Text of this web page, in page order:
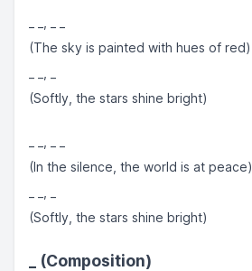
(The sky is painted with hues of red)
(Softly, the stars shine bright)
(In the silence, the world is at peace)
(Softly, the stars shine bright)
(Composition)